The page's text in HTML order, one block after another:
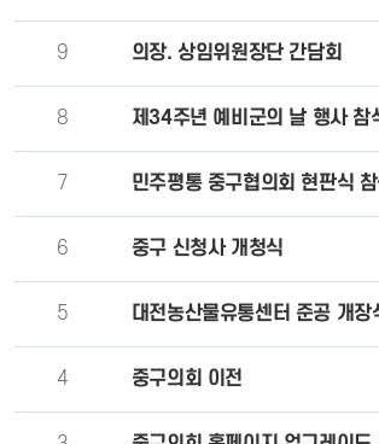
9 의장. 상임위원장단 간담회
8 제34주년 예비군의 날 행사 참
7 민주평통 중구협의회 현판식
6 중구 신청사 개청식
5 대전농산물유통센터 준공 개장
4 중구의회 이전